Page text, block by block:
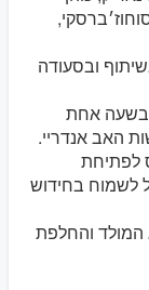
ובסעודה
בשעה אחת
האב אנדריי.
לפתיחת
לשמוח בחידוש
והחלפת